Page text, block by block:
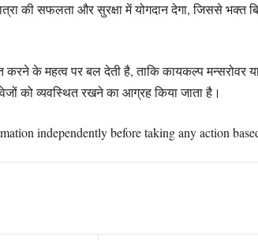
की सफलता और सुरक्षा में योगदान देगा, जिससे भक्त
के महत्व पर बल देती है, ताकि कायकल्प मन्सरोवर
को व्यवस्थित रखने का आग्रह किया जाता है।
independently before taking any action